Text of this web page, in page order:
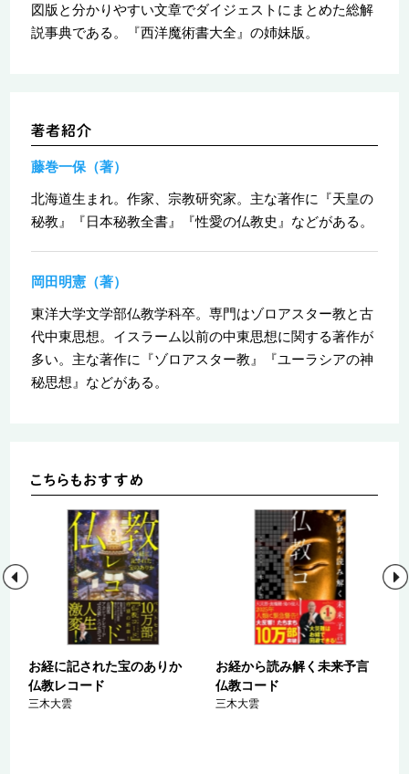
図版と分かりやすい文章でダイジェストにまとめた総解
説事典である。『西洋魔術書大全』の姉妹版。
藤巻一保（著）
北海道生まれ。作家、宗教研究家。主な著作に『天皇の
秘教』『日本秘教全書』『性愛の仏教史』などがある。
岡田明憲（著）
東洋大学文学部仏教学科卒。専門はゾロアスター教と古
代中東思想。イスラーム以前の中東思想に関する著作が
多い。主な著作に『ゾロアスター教』『ユーラシアの神
秘思想』などがある。
お経に記された宝のありか
仏教レコード
三木大雲
お経から読み解く未来予言
仏教コード
三木大雲